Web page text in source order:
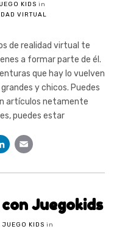
KIDS in
VIRTUAL
de realidad virtual te
a formar parte de él.
que hay lo vuelven
y chicos. Puedes
artículos netamente
puedes estar
LinkedIn
Juegokids
JUEGO KIDS in